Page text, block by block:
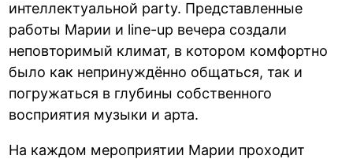
интеллектуальной party. Представленные
работы Марии и line-up вечера создали
неповторимый климат, в котором комфортно
было как непринуждённо общаться, так и
погружаться в глубины собственного
восприятия музыки и арта.
На каждом мероприятии Марии проходит